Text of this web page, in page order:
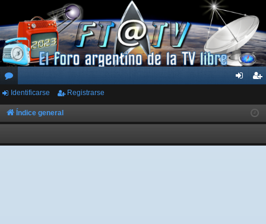
or
os
ar
ist
rs
Identificarse Registrarse
Índice general